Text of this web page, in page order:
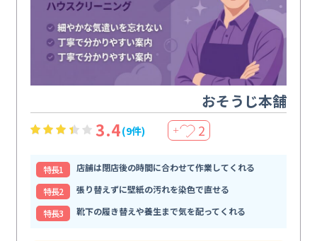
おそうじ本舗
3.4(9件) ＋ 2
特⻑1
店舗は閉店後の時間に合わせて作業してくれる
特⻑2
張り替えずに壁紙の汚れを染色で直せる
特⻑3
靴下の履き替えや養生まで気を配ってくれる